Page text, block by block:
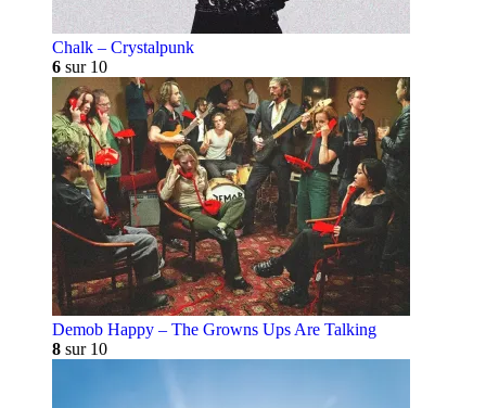
Chalk – Crystalpunk
6 sur 10
Demob Happy – The Growns Ups Are Talking
8 sur 10